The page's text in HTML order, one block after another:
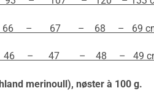
66 – 67 – 68 – 69
46 – 47 – 48 – 49
merinoull), nøster à 100 g.